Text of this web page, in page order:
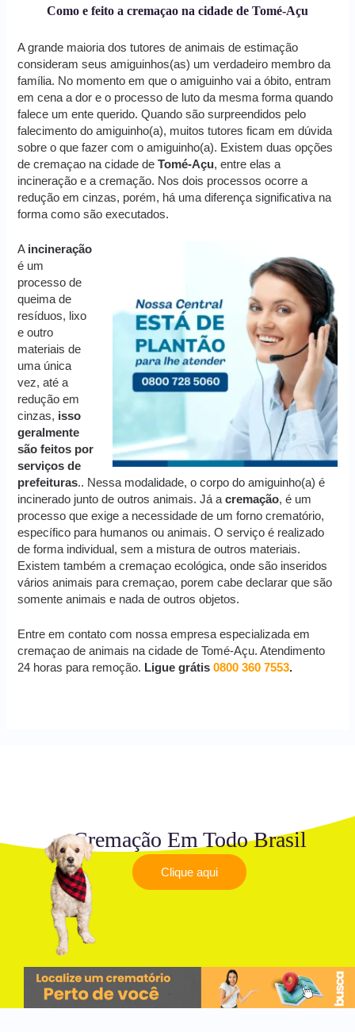
Como e feito a cremaçao na cidade de Tomé-Açu
A grande maioria dos tutores de animais de estimação
consideram seus amiguinhos(as) um verdadeiro membro da
família. No momento em que o amiguinho vai a óbito, entram
em cena a dor e o processo de luto da mesma forma quando
falece um ente querido. Quando são surpreendidos pelo
falecimento do amiguinho(a), muitos tutores ficam em dúvida
sobre o que fazer com o amiguinho(a). Existem duas opções
de cremaçao na cidade deTomé-Açu, entre elas a
incineração e a cremação. Nos dois processos ocorre a
redução em cinzas, porém, há uma diferença significativa na
forma como são executados.
A incineração
é um
processo de
queima de
resíduos, lixo
e outro
materiais de
uma única
vez, até a
redução em
cinzas, isso
geralmente
são feitos por
serviços de
prefeituras.. Nessa modalidade, o corpo do amiguinho(a) é
incinerado junto de outros animais. Já acremação, é um
processo que exige a necessidade de um forno crematório,
específico para humanos ou animais. O serviço é realizado
de forma individual, sem a mistura de outros materiais.
Existem também a cremaçao ecológica, onde são inseridos
vários animais para cremaçao, porem cabe declarar que são
somente animais e nada de outros objetos.
Entre em contato com nossa empresa especializada em
cremaçao de animais na cidade de Tomé-Açu. Atendimento
24 horas para remoção. Ligue grátis0800 360 7553.
Cremação Em Todo Brasil
Clique aqui